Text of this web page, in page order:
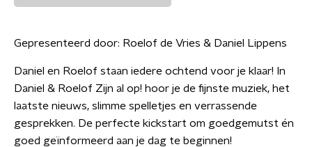
Gepresenteerd door: Roelof de Vries & Daniel Lippens
Daniel en Roelof staan iedere ochtend voor je klaar! In
Daniel & Roelof Zijn al op! hoor je de fijnste muziek, het
laatste nieuws, slimme spelletjes en verrassende
gesprekken. De perfecte kickstart om goedgemutst én
goed geïnformeerd aan je dag te beginnen!